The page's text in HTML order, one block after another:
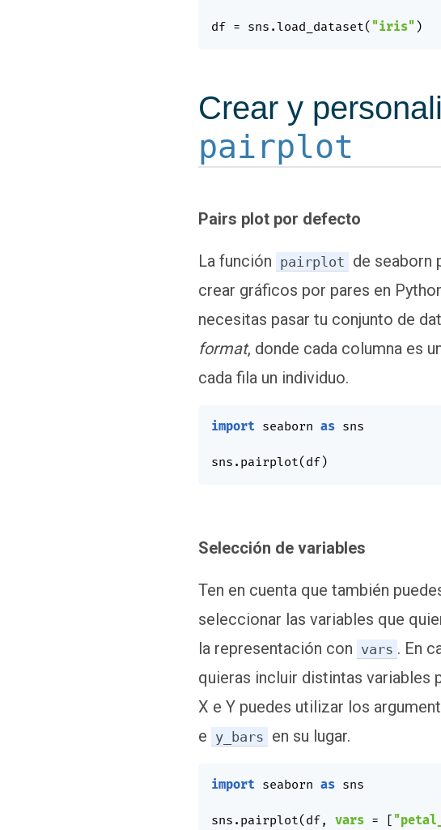
df = sns . load_dataset( "iris" )
Crear y
pairplot
Pairs plot por defecto
La función pairplot de seaborn
crear gráficos por pares en
necesitas pasar tu conjunto de
format, donde cada columna es
cada fila un individuo.
import seaborn as sns
sns . pairplot( df)
Selección de variables
Ten en cuenta que también
seleccionar las variables que
la representación con vars . En
quieras incluir distintas variables
X e Y puedes utilizar los
e y_bars en su lugar.
import seaborn as sns
sns . pairplot( df, vars = [